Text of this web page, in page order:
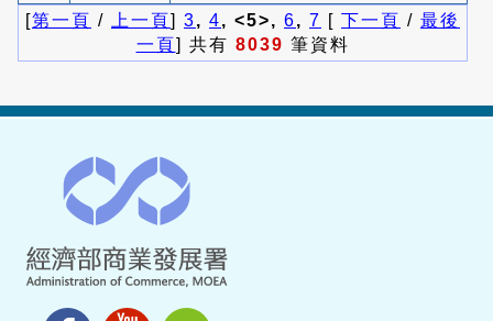
[第一頁 / 上一頁] 3, 4, <5>, 6, 7 [ 下一頁 / 最後
一頁] 共有 8039 筆資料